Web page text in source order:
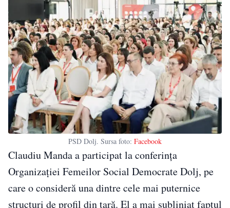
PSD Dolj. Sursa foto: Facebook
Claudiu Manda a participat la conferința
Organizației Femeilor Social Democrate Dolj, pe
care o consideră una dintre cele mai puternice
structuri de profil din țară. El a mai subliniat faptul